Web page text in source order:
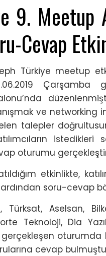
9. Meetup
Cevap
Türkiye meetup
Çarşamba
ve networking
talepler
oturumu
etkinlikte,
ardından soru-cevap
Türksat, Aselsan,
Teknoloji, Dia
gerçekleşen
cevap